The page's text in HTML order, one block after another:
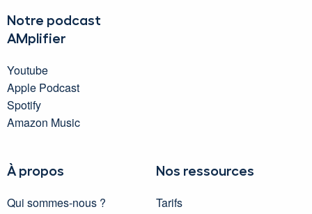
Notre podcast
AMplifier
Youtube
Apple Podcast
Spotify
Amazon Music
À propos
Qui sommes-nous ?
Nos ressources
Tarifs